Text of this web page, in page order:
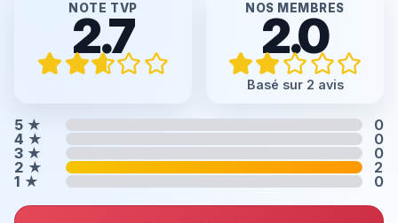
NOTE TVP
2.7 NOS MEMBRES
2.0
Basé sur 2 avis
5 ★
0
4 ★
0
3 ★
0
2 ★
2
1 ★ 0